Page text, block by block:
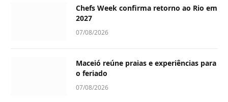
Chefs Week confirma retorno ao Rio em
2027
07/08/2026
Maceió reúne praias e experiências para
o feriado
07/08/2026